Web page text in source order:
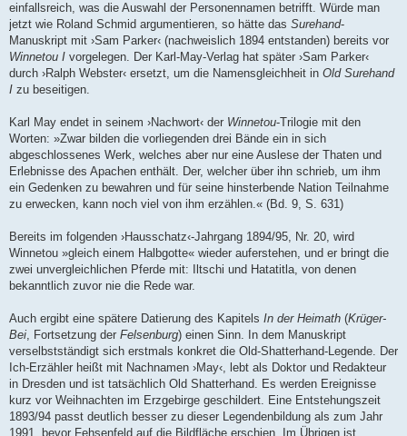
einfallsreich, was die Auswahl der Personennamen betrifft. Würde man
jetzt wie Roland Schmid argumentieren, so hätte das Surehand-
Manuskript mit ›Sam Parker‹ (nachweislich 1894 entstanden) bereits vor
Winnetou I vorgelegen. Der Karl-May-Verlag hat später ›Sam Parker‹
durch ›Ralph Webster‹ ersetzt, um die Namensgleichheit in Old Surehand
I zu beseitigen.
Karl May endet in seinem ›Nachwort‹ der Winnetou-Trilogie mit den
Worten: »Zwar bilden die vorliegenden drei Bände ein in sich
abgeschlossenes Werk, welches aber nur eine Auslese der Thaten und
Erlebnisse des Apachen enthält. Der, welcher über ihn schrieb, um ihm
ein Gedenken zu bewahren und für seine hinsterbende Nation Teilnahme
zu erwecken, kann noch viel von ihm erzählen.« (Bd. 9, S. 631)
Bereits im folgenden ›Hausschatz‹-Jahrgang 1894/95, Nr. 20, wird
Winnetou »gleich einem Halbgotte« wieder auferstehen, und er bringt die
zwei unvergleichlichen Pferde mit: Iltschi und Hatatitla, von denen
bekanntlich zuvor nie die Rede war.
Auch ergibt eine spätere Datierung des Kapitels In der Heimath (Krüger-
Bei, Fortsetzung der Felsenburg) einen Sinn. In dem Manuskript
verselbstständigt sich erstmals konkret die Old-Shatterhand-Legende. Der
Ich-Erzähler heißt mit Nachnamen ›May‹, lebt als Doktor und Redakteur
in Dresden und ist tatsächlich Old Shatterhand. Es werden Ereignisse
kurz vor Weihnachten im Erzgebirge geschildert. Eine Entstehungszeit
1893/94 passt deutlich besser zu dieser Legendenbildung als zum Jahr
1991, bevor Fehsenfeld auf die Bildfläche erschien. Im Übrigen ist